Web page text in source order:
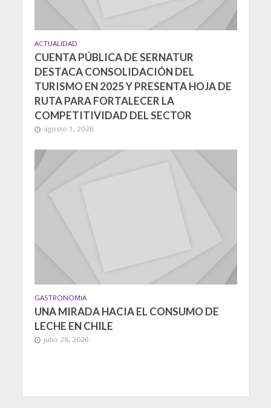
ACTUALIDAD
CUENTA PÚBLICA DE SERNATUR
DESTACA CONSOLIDACIÓN DEL
TURISMO EN 2025 Y PRESENTA HOJA DE
RUTA PARA FORTALECER LA
COMPETITIVIDAD DEL SECTOR
agosto 1, 2026
GASTRONOMIA
UNA MIRADA HACIA EL CONSUMO DE
LECHE EN CHILE
julio 28, 2026